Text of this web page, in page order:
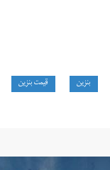
بنزین قیمت بنزین